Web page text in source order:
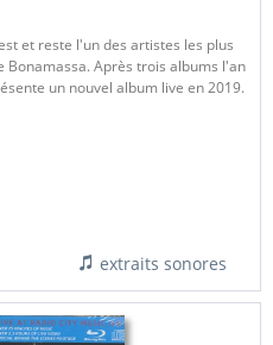
et reste l'un des artistes les plus
Bonamassa. Après trois albums l'an
un nouvel album live en 2019.
extraits sonores